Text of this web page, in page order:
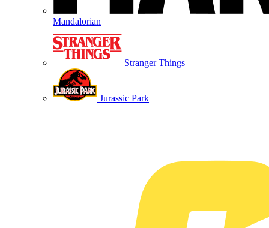
Mandalorian
Stranger Things
Jurassic Park